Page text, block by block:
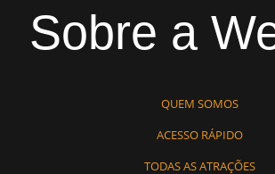
Sobre a
QUEM SOMOS
ACESSO RÁPIDO
TODAS AS ATRAÇÕES